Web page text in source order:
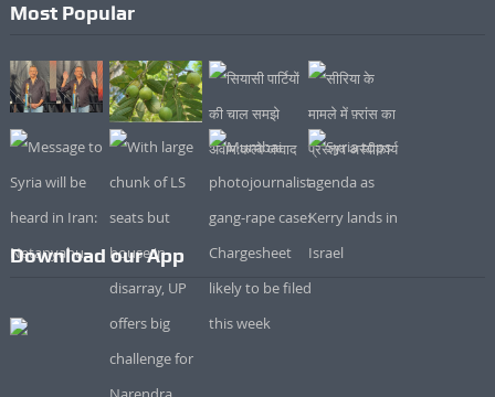
Most Popular
Download our App